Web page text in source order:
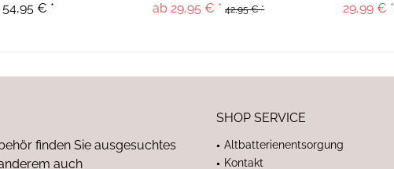
54,95 € * ab 29,95 € * 42,95 € * 29,99 € *
finden Sie ausgesuchtes
auch
SHOP SERVICE
Altbatterienentsorgung
Kontakt